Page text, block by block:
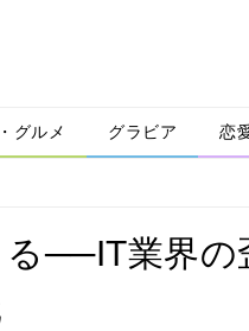
グルメ グラビア 恋
──IT業界の